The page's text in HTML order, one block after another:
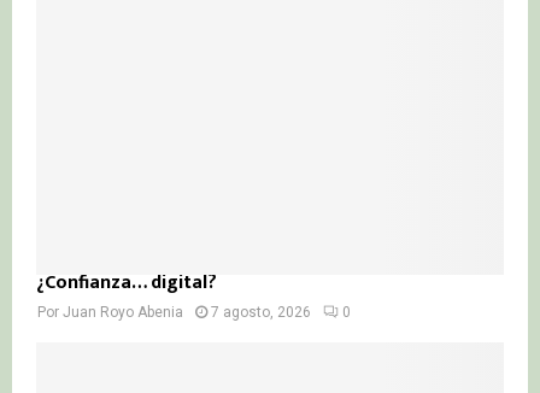
¿Confianza… digital?
Por Juan Royo Abenia 7 agosto, 2026 0